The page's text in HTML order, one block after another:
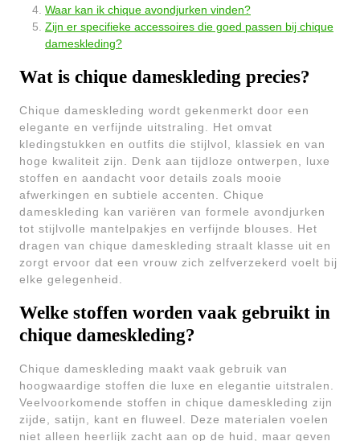
Waar kan ik chique avondjurken vinden?
Zijn er specifieke accessoires die goed passen bij chique
dameskleding?
Wat is chique dameskleding precies?
Chique dameskleding wordt gekenmerkt door een
elegante en verfijnde uitstraling. Het omvat
kledingstukken en outfits die stijlvol, klassiek en van
hoge kwaliteit zijn. Denk aan tijdloze ontwerpen, luxe
stoffen en aandacht voor details zoals mooie
afwerkingen en subtiele accenten. Chique
dameskleding kan variëren van formele avondjurken
tot stijlvolle mantelpakjes en verfijnde blouses. Het
dragen van chique dameskleding straalt klasse uit en
zorgt ervoor dat een vrouw zich zelfverzekerd voelt bij
elke gelegenheid.
Welke stoffen worden vaak gebruikt in
chique dameskleding?
Chique dameskleding maakt vaak gebruik van
hoogwaardige stoffen die luxe en elegantie uitstralen.
Veelvoorkomende stoffen in chique dameskleding zijn
zijde, satijn, kant en fluweel. Deze materialen voelen
niet alleen heerlijk zacht aan op de huid, maar geven